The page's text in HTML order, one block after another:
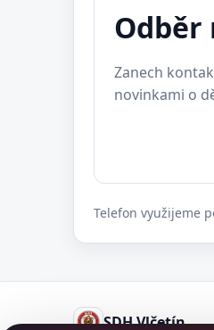
Odběr
Zanech
novinkami o
Telefon využijeme
SDH Vlčetín